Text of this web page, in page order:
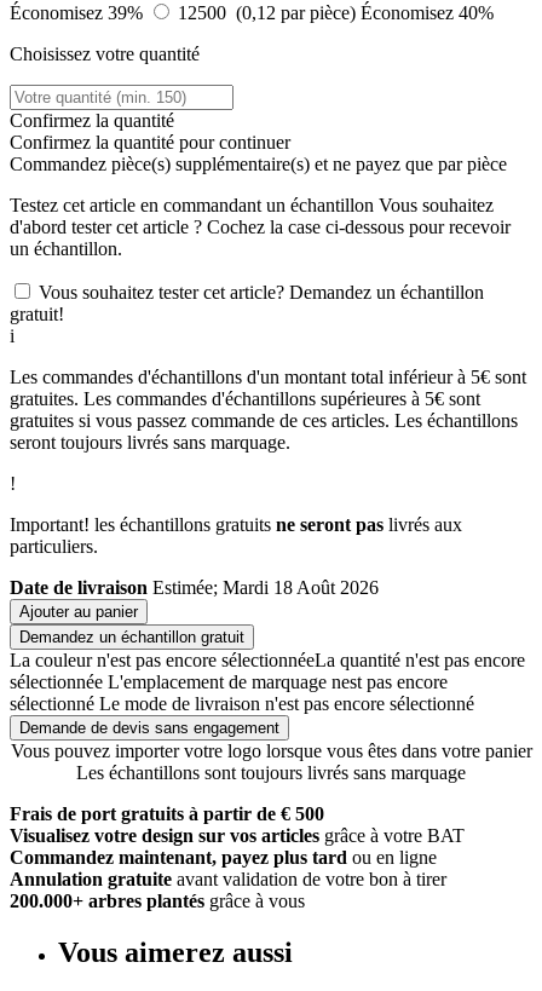
Économisez 39%
12500 (0,12 par pièce) Économisez 40%
Choisissez votre quantité
Confirmez la quantité
Confirmez la quantité pour continuer
Commandez pièce(s) supplémentaire(s) et ne payez que par pièce
Testez cet article en commandant un échantillon Vous souhaitez
d'abord tester cet article ? Cochez la case ci-dessous pour recevoir
un échantillon.
Vous souhaitez tester cet article? Demandez un échantillon
gratuit!
i
Les commandes d'échantillons d'un montant total inférieur à 5€ sont
gratuites. Les commandes d'échantillons supérieures à 5€ sont
gratuites si vous passez commande de ces articles. Les échantillons
seront toujours livrés sans marquage.
!
Important! les échantillons gratuits ne seront pas livrés aux
particuliers.
Date de livraison Estimée; Mardi 18 Août 2026
Ajouter au panier
Demandez un échantillon gratuit
La couleur n'est pas encore sélectionnéeLa quantité n'est pas encore
sélectionnée L'emplacement de marquage nest pas encore
sélectionné Le mode de livraison n'est pas encore sélectionné
Demande de devis sans engagement
Vous pouvez importer votre logo lorsque vous êtes dans votre panier
Les échantillons sont toujours livrés sans marquage
Frais de port gratuits à partir de € 500
Visualisez votre design sur vos articles grâce à votre BAT
Commandez maintenant, payez plus tard ou en ligne
Annulation gratuite avant validation de votre bon à tirer
200.000+ arbres plantés grâce à vous
Vous aimerez aussi